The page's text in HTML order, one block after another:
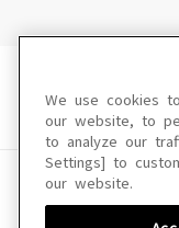
We use cookies
our website, to
to analyze our
Settings] to
our website.